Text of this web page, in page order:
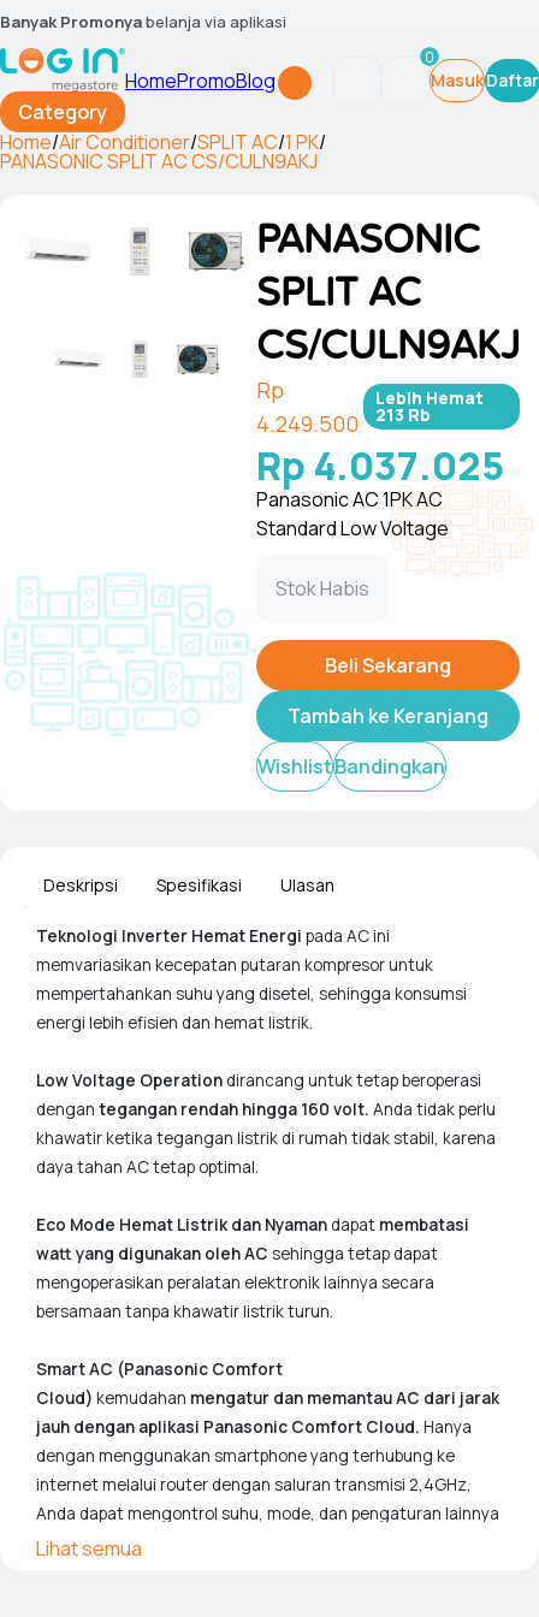
Banyak Promonyabelanja via aplikasi
Category
HomePromoBlog
0
MasukDaftar
Home/Air Conditioner/SPLIT AC/1 PK/
PANASONIC SPLIT AC CS/CULN9AKJ
PANASONIC
SPLIT AC
CS/CULN9AKJ
Rp
4.249.500
Lebih Hemat
213 Rb
Rp 4.037.025
Panasonic AC 1PK AC
Standard Low Voltage
Stok Habis
Beli Sekarang
Tambah ke Keranjang
WishlistBandingkan
Deskripsi Spesifikasi Ulasan
Lihat semua
Teknologi Inverter Hemat Energi pada AC ini
memvariasikan kecepatan putaran kompresor untuk
mempertahankan suhu yang disetel, sehingga konsumsi
energi lebih efisien dan hemat listrik.
Low Voltage Operation dirancang untuk tetap beroperasi
dengan tegangan rendah hingga 160 volt. Anda tidak perlu
khawatir ketika tegangan listrik di rumah tidak stabil, karena
daya tahan AC tetap optimal.
Eco Mode Hemat Listrik dan Nyaman dapat membatasi
watt yang digunakan oleh AC sehingga tetap dapat
mengoperasikan peralatan elektronik lainnya secara
bersamaan tanpa khawatir listrik turun.
Smart AC (Panasonic Comfort
Cloud) kemudahan mengatur dan memantau AC dari jarak
jauh dengan aplikasi Panasonic Comfort Cloud. Hanya
dengan menggunakan smartphone yang terhubung ke
internet melalui router dengan saluran transmisi 2,4GHz,
Anda dapat mengontrol suhu, mode, dan pengaturan lainnya
secara praktis dan efisien. *